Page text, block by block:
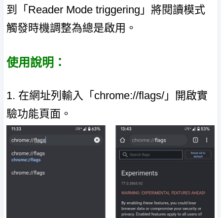
到「Reader Mode triggering」將閱讀模式
觸發時機調整為總是啟用。
使用說明：
1. 在網址列輸入「chrome://flags/」開啟實
驗功能頁面。